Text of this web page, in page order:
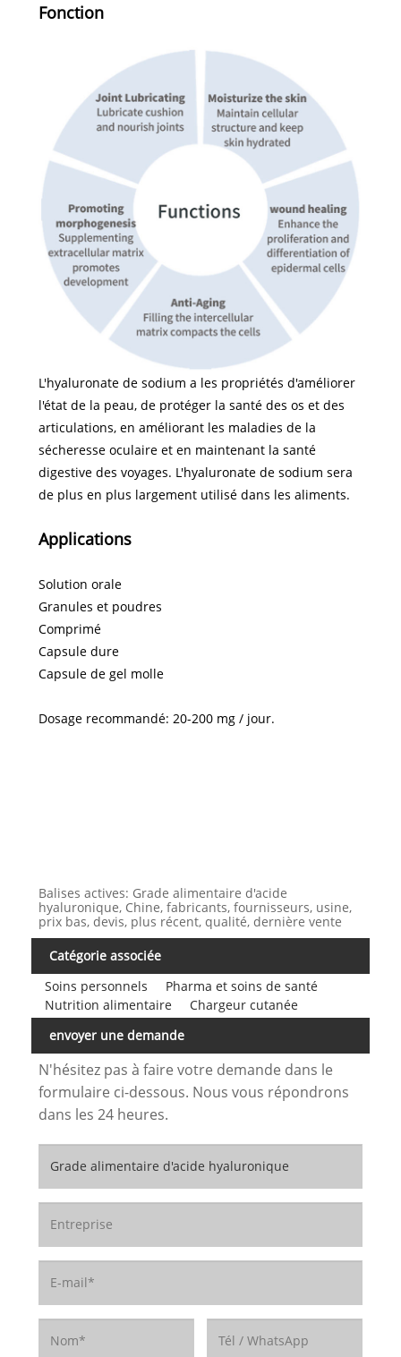
Fonction
L'hyaluronate de sodium a les propriétés d'améliorer
l'état de la peau, de protéger la santé des os et des
articulations, en améliorant les maladies de la
sécheresse oculaire et en maintenant la santé
digestive des voyages. L'hyaluronate de sodium sera
de plus en plus largement utilisé dans les aliments.
Applications
Solution orale
Granules et poudres
Comprimé
Capsule dure
Capsule de gel molle
Dosage recommandé: 20-200 mg / jour.
Balises actives: Grade alimentaire d'acide
hyaluronique, Chine, fabricants, fournisseurs, usine,
prix bas, devis, plus récent, qualité, dernière vente
Catégorie associée
Soins personnels
Pharma et soins de santé
Nutrition alimentaire
Chargeur cutanée
envoyer une demande
N'hésitez pas à faire votre demande dans le
formulaire ci-dessous. Nous vous répondrons
dans les 24 heures.